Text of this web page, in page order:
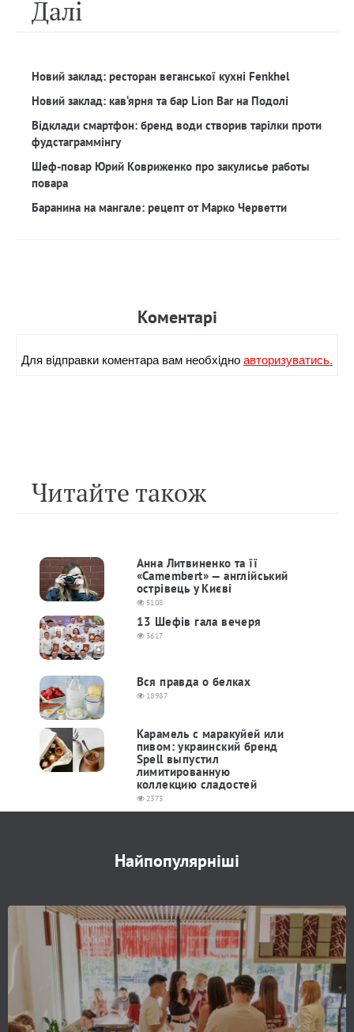
Далi
Новий заклад: ресторан веганської кухні Fenkhel
Новий заклад: кав‘ярня та бар Lion Bar на Подолі
Відклади смартфон: бренд води створив тарілки проти
фудстаграммінгу
Шеф-повар Юрий Ковриженко про закулисье работы
повара
Баранина на мангале: рецепт от Марко Черветти
Коментарi
Для вiдправки коментара вам необхiдноавторизуватись.
Читайте також
Анна Литвиненко та її
«Camembert» — англійський
острівець у Києві
5108
13 Шефів гала вечеря
3617
Вся правда о белках
18987
Карамель с маракуйей или
пивом: украинский бренд
Spell выпустил
лимитированную
коллекцию сладостей
2373
Найпопулярніші